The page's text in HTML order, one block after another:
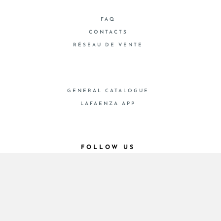
FAQ
CONTACTS
RÉSEAU DE VENTE
GENERAL CATALOGUE
LAFAENZA APP
FOLLOW US